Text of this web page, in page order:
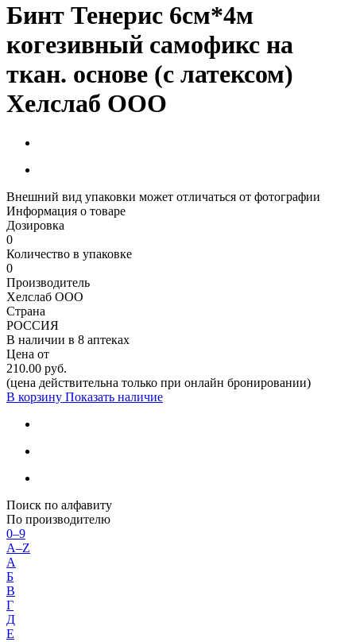
Бинт Тенерис 6см*4м
когезивный самофикс на
ткан. основе (с латексом)
Хелслаб ООО
Внешний вид упаковки может отличаться от фотографии
Информация о товаре
Дозировка
0
Количество в упаковке
0
Производитель
Хелслаб ООО
Страна
РОССИЯ
В наличии в 8 аптеках
Цена от
210.00 руб.
(цена действительна только при онлайн бронировании)
В корзину Показать наличие
Поиск по алфавиту
По производителю
0–9
A–Z
А
Б
В
Г
Д
Е